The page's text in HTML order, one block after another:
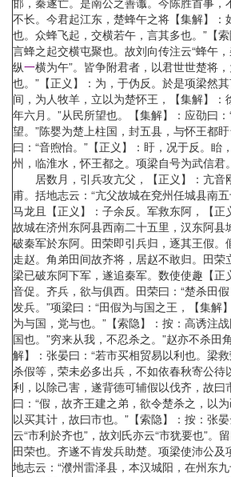
不长。今君起江东，楚蜂午之将【集解】：
也。众蜂飞起，交横若午，言其多也。”【
言蜂之起交横屯聚也。故刘向传注云“蜂午
纵一横为午”。皆争附君者，以君世世楚将
也。”【正义】：为，于伪反。於是项梁然
间，为人牧羊，立以为楚怀王，【集解】：
年六月。”从民所望也。【集解】：应劭曰
望。”陈婴为楚上柱国，封五县，与怀王都
曰：“音煦怡。”【正义】：盱，况于反。眙
州，临淮水，怀王都之。项梁自号为武信君。
居数月，引兵攻亢父，【正义】：亢音
甫。括地志云：“亢父故城在兗州任城县南
马龙且【正义】：子余反。军救东阿，【正
故城在济州东阿县西南二十五里，汉东阿县
破秦军於东阿。田荣即引兵归，逐其王假。
走赵。角弟田间故齐将，居赵不敢归。田荣
梁已破东阿下军，遂追秦军。数使使趣【正
音促。齐兵，欲与俱西。田荣曰：“楚杀田
发兵。”项梁曰：“田假为与国之王，【集解
为与国，党与也。”【索隐】：按：高诱注
国也。”穷来从我，不忍杀之。”赵亦不杀田
解】：张晏曰：“若市买相贸易以利也。梁
杀假等，荣未必多出兵，不如依春秋寄公待
利，以除己害，遂背德可辅假以伐齐，故曰
曰：“假，故齐王建之弟，欲令楚杀之，以
以买其计，故曰市也。”【索隐】：按：张
云“市利於齐也”，故刘氏亦云“市犹要也”。
田荣也。齐遂不肯发兵助楚。项梁使沛公及
地志云：“濮州雷泽县，本汉城阳，在州东